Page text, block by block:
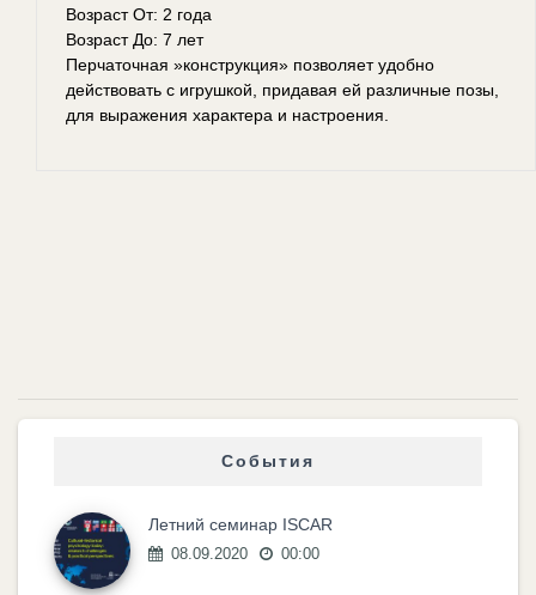
Возраст От: 2 года
Возраст До: 7 лет
Перчаточная »конструкция» позволяет удобно
действовать с игрушкой, придавая ей различные позы,
для выражения характера и настроения.
События
Летний семинар ISCAR
08.09.2020 00:00